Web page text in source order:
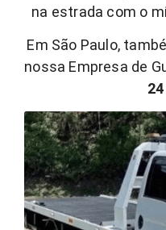
na estrada com o
Em São Paulo,
nossa Empresa de